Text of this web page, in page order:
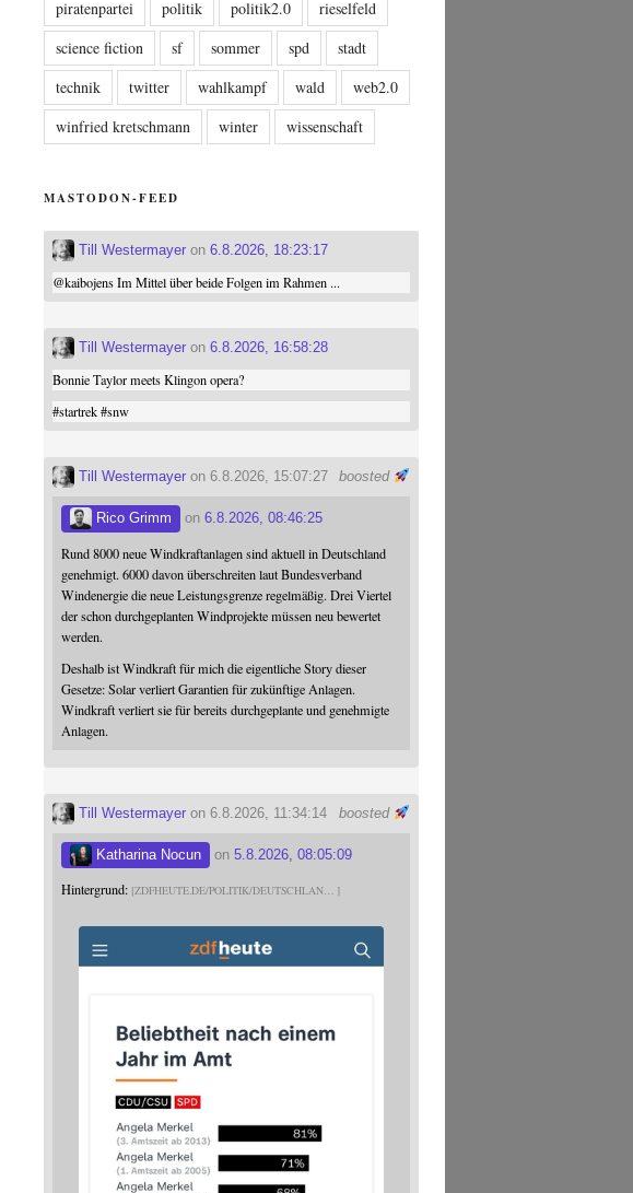
piratenpartei
politik politik2.0
rieselfeld
science fiction
sf sommer spd
stadt
technik
twitter wahlkampf wald
web2.0
winfried kretschmann
winter wissenschaft
MASTODON-FEED
Till Westermayer on6.8.2026, 18:23:17
@kaibojensIm Mittel über beide Folgen im Rahmen ...
Till Westermayer on6.8.2026, 16:58:28
Bonnie Taylor meets Klingon opera?
#startrek #snw
boosted
Till Westermayer on 6.8.2026, 15:07:27
Rico Grimm on6.8.2026, 08:46:25
Rund 8000 neue Windkraftanlagen sind aktuell in Deutschland
genehmigt. 6000 davon überschreiten laut Bundesverband
Windenergie die neue Leistungsgrenze regelmäßig. Drei Viertel
der schon durchgeplanten Windprojekte müssen neu bewertet
werden.
Deshalb ist Windkraft für mich die eigentliche Story dieser
Gesetze: Solar verliert Garantien für zukünftige Anlagen.
Windkraft verliert sie für bereits durchgeplante und genehmigte
Anlagen.
boosted
Till Westermayer on 6.8.2026, 11:34:14
Katharina Nocun on5.8.2026, 08:05:09
Hintergrund: ZDFHEUTE.DE/POLITIK/DEUTSCHLAN